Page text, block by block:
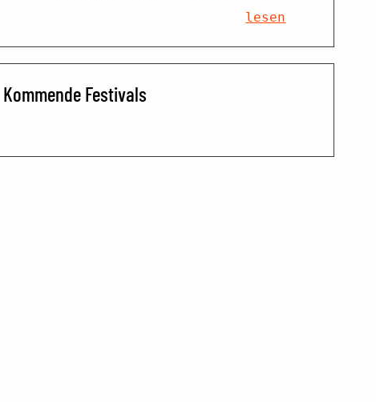
lesen
Kommende Festivals